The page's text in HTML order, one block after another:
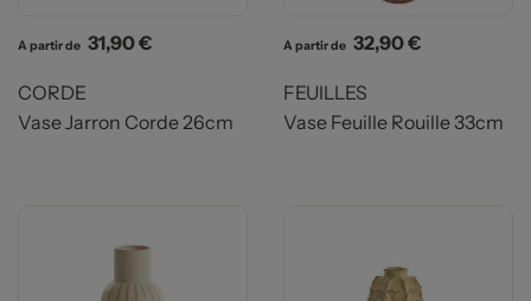
A partir de Prix
31,90 €
CORDE
Vase Jarron Corde 26cm
A partir de Prix
32,90 €
FEUILLES
Vase Feuille Rouille 33cm